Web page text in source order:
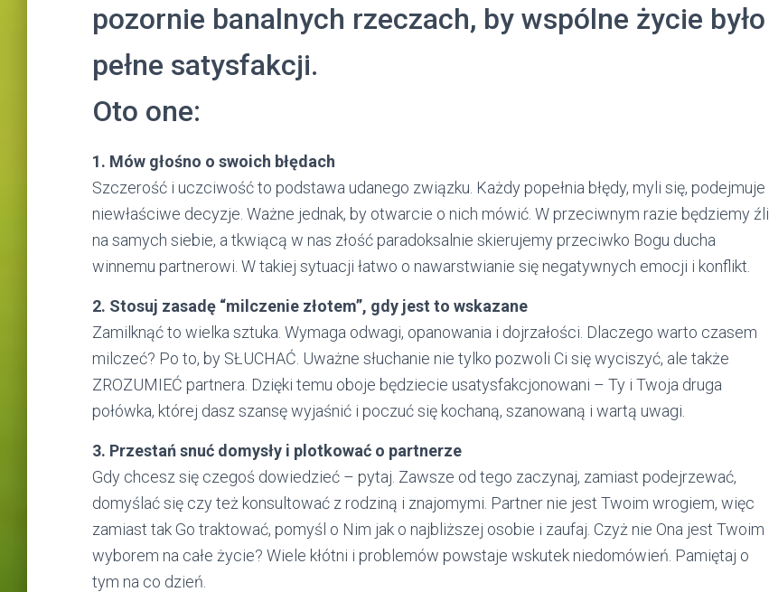
pozornie banalnych rzeczach, by wspólne życie było
pełne satysfakcji.
Oto one:
1. Mów głośno o swoich błędach
Szczerość i uczciwość to podstawa udanego związku. Każdy popełnia błędy, myli się, podejmuje
niewłaściwe decyzje. Ważne jednak, by otwarcie o nich mówić. W przeciwnym razie będziemy źli
na samych siebie, a tkwiącą w nas złość paradoksalnie skierujemy przeciwko Bogu ducha
winnemu partnerowi. W takiej sytuacji łatwo o nawarstwianie się negatywnych emocji i konflikt.
2. Stosuj zasadę “milczenie złotem”, gdy jest to wskazane
Zamilknąć to wielka sztuka. Wymaga odwagi, opanowania i dojrzałości. Dlaczego warto czasem
milczeć? Po to, by SŁUCHAĆ. Uważne słuchanie nie tylko pozwoli Ci się wyciszyć, ale także
ZROZUMIEĆ partnera. Dzięki temu oboje będziecie usatysfakcjonowani – Ty i Twoja druga
połówka, której dasz szansę wyjaśnić i poczuć się kochaną, szanowaną i wartą uwagi.
3. Przestań snuć domysły i plotkować o partnerze
Gdy chcesz się czegoś dowiedzieć – pytaj. Zawsze od tego zaczynaj, zamiast podejrzewać,
domyślać się czy też konsultować z rodziną i znajomymi. Partner nie jest Twoim wrogiem, więc
zamiast tak Go traktować, pomyśl o Nim jak o najbliższej osobie i zaufaj. Czyż nie Ona jest Twoim
wyborem na całe życie? Wiele kłótni i problemów powstaje wskutek niedomówień. Pamiętaj o
tym na co dzień.